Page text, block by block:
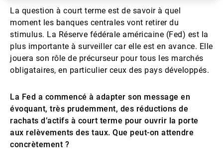
La question à court terme est de savoir à quel
moment les banques centrales vont retirer du
stimulus. La Réserve fédérale américaine (Fed) est la
plus importante à surveiller car elle est en avance. Elle
jouera son rôle de précurseur pour tous les marchés
obligataires, en particulier ceux des pays développés.
La Fed a commencé à adapter son message en
évoquant, très prudemment, des réductions de
rachats d’actifs à court terme pour ouvrir la porte
aux relèvements des taux. Que peut-on attendre
concrètement ?